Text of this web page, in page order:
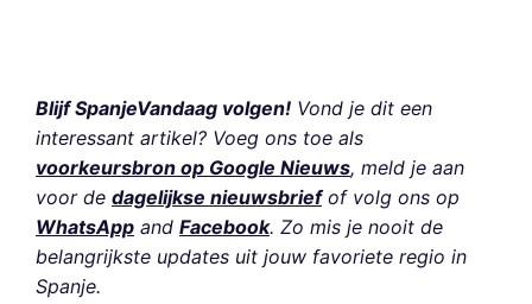
Blijf SpanjeVandaag volgen! Vond je dit een
interessant artikel? Voeg ons toe als
voorkeursbron op Google Nieuws, meld je aan
voor de dagelijkse nieuwsbriefof volg ons op
WhatsApp and Facebook. Zo mis je nooit de
belangrijkste updates uit jouw favoriete regio in
Spanje.